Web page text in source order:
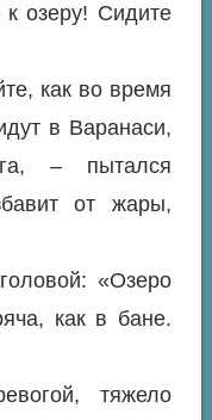
озеру! Сидите
как во время
в Варанаси,
– пытался
от жары,
«Озеро
как в бане.
тяжело